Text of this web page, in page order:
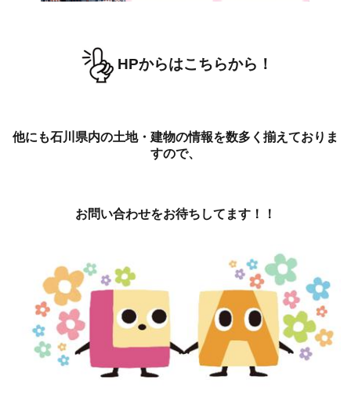
HPからはこちらから！
他にも石川県内の土地・建物の情報を数多く揃えておりま
すので、
お問い合わせをお待ちしてます！！